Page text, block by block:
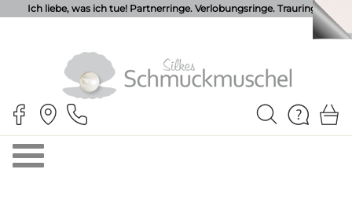
Ich liebe, was ich tue! Partnerringe. Verlobungsringe. Trauringe.